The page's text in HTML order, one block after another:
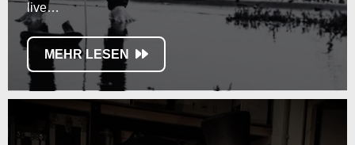
live…
MEHR LESEN